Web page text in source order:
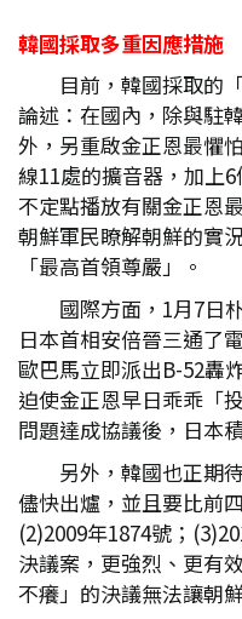
韓國採取多重因應措施
目前，韓國採取的
論述：在國內，除與駐
外，另重啟金正恩最懼
線11處的擴音器，加上
不定點播放有關金正恩
朝鮮軍民瞭解朝鮮的實
「最高首領尊嚴」。
國際方面，1月7日
日本首相安倍晉三通了
歐巴馬立即派出B-52轟
迫使金正恩早日乖乖「
問題達成協議後，日本
另外，韓國也正期
儘快出爐，並且要比前
(2)2009年1874號；
決議案，更強烈、更有
不癢」的決議無法讓朝